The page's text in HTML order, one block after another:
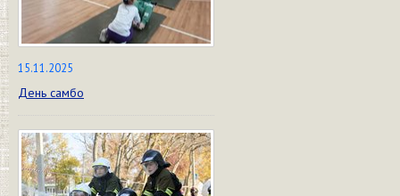
15.11.2025
День самбо